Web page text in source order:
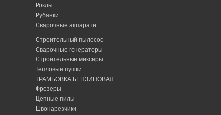
Роклы
Рубанки
Сварочные аппарати
Строительный пылесос
Сварочные генераторы
Строительные миксеры
Тепловые пушки
ТРАМБОВКА БЕНЗИНОВАЯ
Фрезеры
Цепные пилы
Швонарезчики